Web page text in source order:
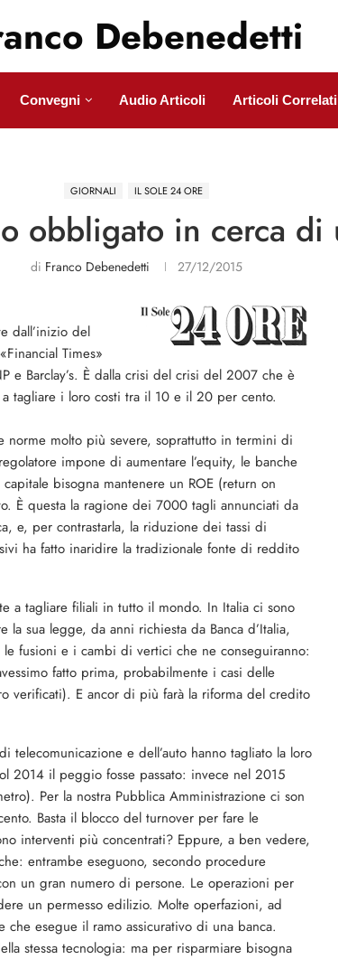
Debenedetti
Convegni Audio Articoli Articoli Correlati
GIORNALI IL SOLE 24 ORE
obbligato in cerca
di Franco Debenedetti 27/12/2015
dall’inizio del
Times»
e Barclay’s. È dalla crisi del crisi del 2007 che è
tagliare i loro costi tra il 10 e il 20 per cento.
norme molto più severe, soprattutto in termini di
impone di aumentare l’equity, le banche
bisogna mantenere un ROE (return on
È questa la ragione dei 7000 tagli annunciati da
e, per contrastarla, la riduzione dei tassi di
ha fatto inaridire la tradizionale fonte di reddito
a tagliare filiali in tutto il mondo. In Italia ci sono
sua legge, da anni richiesta da Banca d’Italia,
fusioni e i cambi di vertici che ne conseguiranno:
fatto prima, probabilmente i casi delle
verificati). E ancor di più farà la riforma del credito
e dell’auto hanno tagliato la loro
2014 il peggio fosse passato: invece nel 2015
Per la nostra Pubblica Amministrazione ci son
Basta il blocco del turnover per fare le
interventi più concentrati? Eppure, a ben vedere,
entrambe eseguono, secondo procedure
un gran numero di persone. Le operazioni per
un permesso edilizio. Molte operfazioni, ad
che esegue il ramo assicurativo di una banca.
stessa tecnologia: ma per risparmiare bisogna